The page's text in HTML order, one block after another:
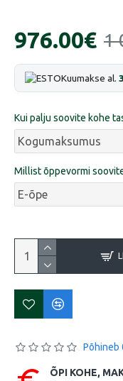
ÕPI KOHE,
Põhineb
976.00€ 1
Kuumakse al.
Kui palju soovite kohe
Millist õppevormi